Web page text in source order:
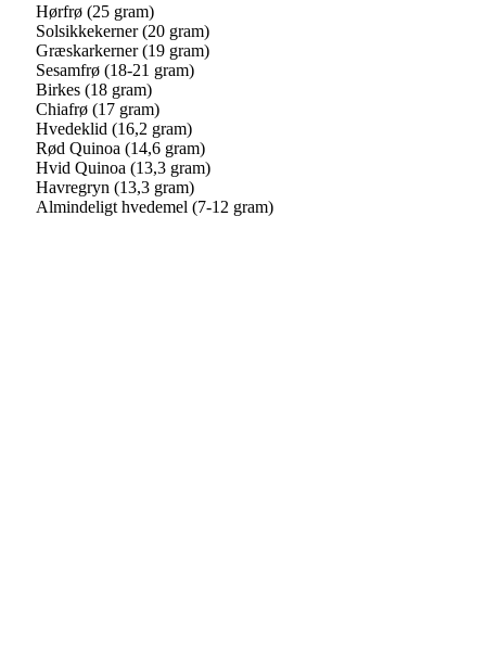
Hørfrø (25 gram)
Solsikkekerner (20 gram)
Græskarkerner (19 gram)
Sesamfrø (18-21 gram)
Birkes (18 gram)
Chiafrø (17 gram)
Hvedeklid (16,2 gram)
Rød Quinoa (14,6 gram)
Hvid Quinoa (13,3 gram)
Havregryn (13,3 gram)
Almindeligt hvedemel (7-12 gram)